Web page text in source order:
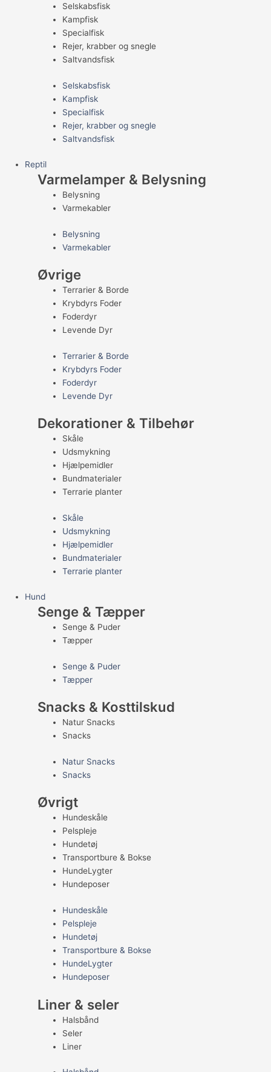
Selskabsfisk
Kampfisk
Specialfisk
Rejer, krabber og snegle
Saltvandsfisk
Selskabsfisk
Kampfisk
Specialfisk
Rejer, krabber og snegle
Saltvandsfisk
Reptil
Varmelamper & Belysning
Belysning
Varmekabler
Belysning
Varmekabler
Øvrige
Terrarier & Borde
Krybdyrs Foder
Foderdyr
Levende Dyr
Terrarier & Borde
Krybdyrs Foder
Foderdyr
Levende Dyr
Dekorationer & Tilbehør
Skåle
Udsmykning
Hjælpemidler
Bundmaterialer
Terrarie planter
Skåle
Udsmykning
Hjælpemidler
Bundmaterialer
Terrarie planter
Hund
Senge & Tæpper
Senge & Puder
Tæpper
Senge & Puder
Tæpper
Snacks & Kosttilskud
Natur Snacks
Snacks
Natur Snacks
Snacks
Øvrigt
Hundeskåle
Pelspleje
Hundetøj
Transportbure & Bokse
HundeLygter
Hundeposer
Hundeskåle
Pelspleje
Hundetøj
Transportbure & Bokse
HundeLygter
Hundeposer
Liner & seler
Halsbånd
Seler
Liner